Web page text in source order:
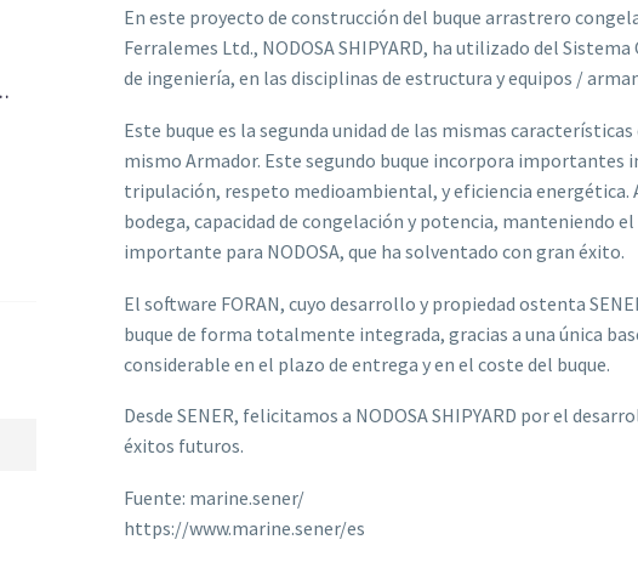
En este proyecto de construcción del buque arrastrero
Ferralemes Ltd., NODOSA SHIPYARD, ha utilizado del
de ingeniería, en las disciplinas de estructura y equipos /
Este buque es la segunda unidad de las mismas características
mismo Armador. Este segundo buque incorpora importantes
tripulación, respeto medioambiental, y eficiencia energética.
bodega, capacidad de congelación y potencia, manteniendo
importante para NODOSA, que ha solventado con gran éxito.
El software FORAN, cuyo desarrollo y propiedad ostenta
buque de forma totalmente integrada, gracias a una única
considerable en el plazo de entrega y en el coste del buque.
Desde SENER, felicitamos a NODOSA SHIPYARD por el
éxitos futuros.
Fuente: marine.sener/
https://www.marine.sener/es